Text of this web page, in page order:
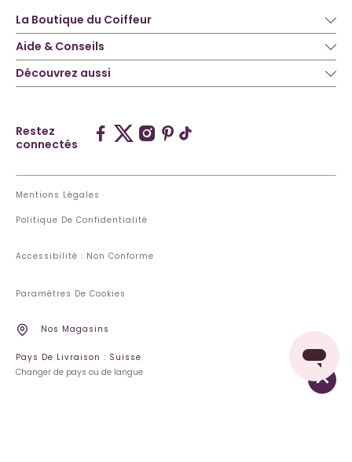
La Boutique du Coiffeur
Aide & Conseils
Découvrez aussi
Restez
connectés
Mentions Légales
Politique De Confidentialité
Accessibilité : Non Conforme
Paramètres De Cookies
Nos Magasins
Pays De Livraison : Suisse
Changer de pays ou de langue